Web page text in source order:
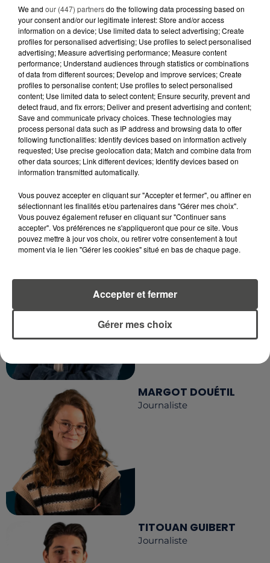
ASSURANCES : TOUT SAVOIR
SUR L'AUGMENTATION DE LA «
TAXE ATTENTAT »...
RETROUVEZ TOUTE L'ACTU DE LA RÉGION ET
RECEVEZ LES ALERTES INFOS DE LA RÉDACTION
EN TÉLÉCHARGEANT L'APPLICATION MOBILE
RCA
LA RÉDACTION
RCA
Voir toute l'équipe RCA
DIMITRI COUTAND
MARGOT DOUÉTIL
Journaliste
TITOUAN GUIBERT
Journaliste
We and our (447) partnersdo the following data processing based on
your consent and/or our legitimate interest: Store and/or access
information on a device; Use limited data to select advertising; Create
profiles for personalised advertising; Use profiles to select personalised
advertising; Measure advertising performance; Measure content
performance; Understand audiences through statistics or combinations
of data from different sources; Develop and improve services; Create
profiles to personalise content; Use profiles to select personalised
content; Use limited data to select content; Ensure security, prevent and
detect fraud, and fix errors; Deliver and present advertising and content;
Save and communicate privacy choices. These technologies may
process personal data such as IP address and browsing data to offer
following functionalities: Identify devices based on information actively
requested; Use precise geolocation data; Match and combine data from
other data sources; Link different devices; Identify devices based on
information transmitted automatically.
Vous pouvez accepter en cliquant sur "Accepter et fermer", ou affiner en
sélectionnant les finalités et/ou partenaires dans "Gérer mes choix".
Vous pouvez également refuser en cliquant sur "Continuer sans
accepter". Vos préférences ne s'appliqueront que pour ce site. Vous
pouvez mettre à jour vos choix, ou retirer votre consentement à tout
moment via le lien "Gérer les cookies" situé en bas de chaque page.
Gérer mes choix
Accepter et fermer